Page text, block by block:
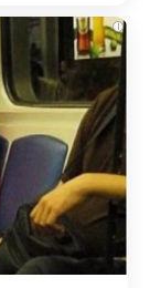
i